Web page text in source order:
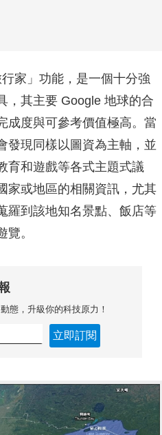
家」功能，是一個十分強
，其主要 Google 地球的合
成度與可參考價值極高。當
發現同樣以圖資為主軸，並
育和遊戲等各式主題式議
家或地區的相關資訊，尤其
羅到該地知名景點、飯店等
。
態，升級你的科技原力！
立即訂閱